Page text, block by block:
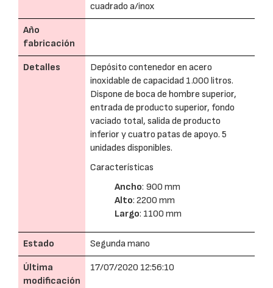
cuadrado a/inox
Año
fabricación
Detalles
Depósito contenedor en acero
inoxidable de capacidad 1.000 litros.
Dispone de boca de hombre superior,
entrada de producto superior, fondo
vaciado total, salida de producto
inferior y cuatro patas de apoyo. 5
unidades disponibles.
Características
Ancho: 900 mm
Alto: 2200 mm
Largo: 1100 mm
Estado Segunda mano
Última
modificación
17/07/2020 12:56:10